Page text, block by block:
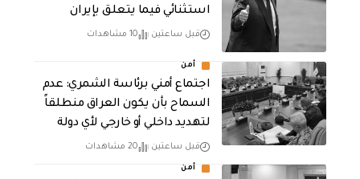
استثنائي فيما يتعلق بإيران
قبل ساعتين 10 مشاهدات
أمن
اجتماع أمني برئاسة الشمري: عدم
السماح بأن يكون العراق منطلقاً
لتهديد داخلي أو خارجي لأي دولة
قبل ساعتين 20 مشاهدات
أمن